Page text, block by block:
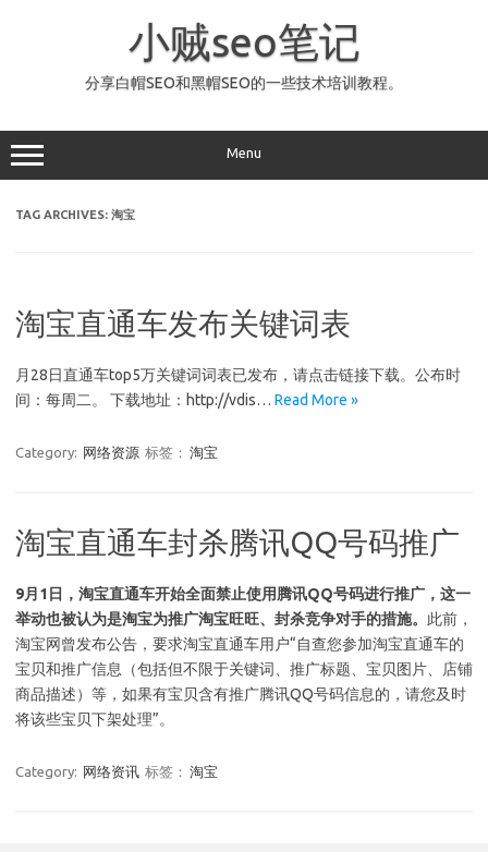
小贼seo笔记
分享白帽SEO和黑帽SEO的一些技术培训教程。
Menu
TAG ARCHIVES: 淘宝
淘宝直通车发布关键词表
月28日直通车top5万关键词词表已发布，请点击链接下载。公布时
间：每周二。 下载地址：http://vdis… Read More »
Category: 网络资源 标签： 淘宝
淘宝直通车封杀腾讯QQ号码推广
9月1日，淘宝直通车开始全面禁止使用腾讯QQ号码进行推广，这一
举动也被认为是淘宝为推广淘宝旺旺、封杀竞争对手的措施。 此前，
淘宝网曾发布公告，要求淘宝直通车用户“自查您参加淘宝直通车的
宝贝和推广信息（包括但不限于关键词、推广标题、宝贝图片、店铺
商品描述）等，如果有宝贝含有推广腾讯QQ号码信息的，请您及时
将该些宝贝下架处理”。
Category: 网络资讯 标签： 淘宝